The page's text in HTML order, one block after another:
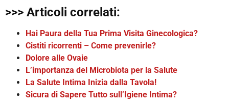
>>> Articoli correlati:
Hai Paura della Tua Prima Visita Ginecologica?
Cistiti ricorrenti – Come prevenirle?
Dolore alle Ovaie
L’importanza del Microbiota per la Salute
La Salute Intima Inizia dalla Tavola!
Sicura di Sapere Tutto sull’Igiene Intima?